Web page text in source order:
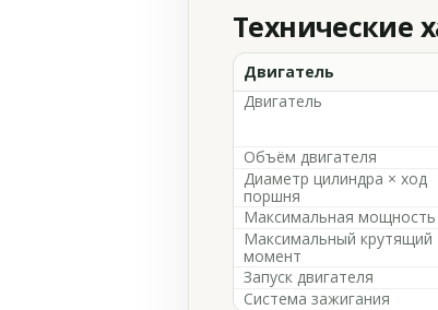
Технические
Двигатель
Двигатель
Объём двигателя
Диаметр цилиндра × ход
поршня
Максимальная мощность
Максимальный крутящий
момент
Запуск двигателя
Система зажигания